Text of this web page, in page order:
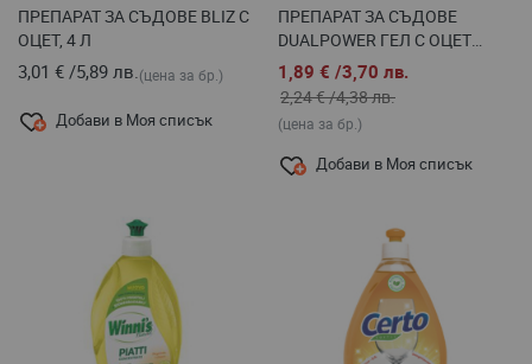
ПРЕПАРАТ ЗА СЪДОВЕ BLIZ С
ОЦЕТ, 4 Л
3,01 € /5,89 лв.(цена за бр.)
Добави в Моя списък
ПРЕПАРАТ ЗА СЪДОВЕ
DUALPOWER ГЕЛ С ОЦЕТ
КОНЦЕНТРАТ-ПОМПА, 1 Л
1,89 € /3,70 лв.
2,24 €/4,38 лв.
(цена за бр.)
Добави в Моя списък